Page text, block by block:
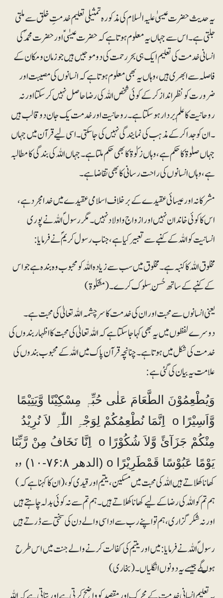
یہ حدیث حضرت عیسیٰ علیہ السلام کی مذکورہ تمثیلی تعلیم خدمتِ خلق سے ملتی
جلتی ہے۔ اس سے جہاں یہ معلوم ہوتا ہے کہ حضرت عیسٰی ؑ اور حضرت محمدؐ کی
انسانی خدمت کی تعلیم ایک ہی بحررحمت کی دو موجیں ہیں جو زمان ومکان کے
فاصلہ سے ابھری ہیں، وہاں یہ بھی معلوم ہوتا ہے کہ انسانوں کی مصیبت اور
ضرورت کو نظر انداز کرکے کوئی شخص اللہ کی رضا حاصل نہیں کرسکتااور نہ
روحانیت کا علَم بردار ہوسکتا ہے۔ روحانیت اور خدمت یک جان دو قالب ہیں
۔ ان کو جدا کرکے مذہب کی نمایندگی نہیں کی جاسکتی ۔ اسی لیے قرآن میں جہاں
جہاں صلوٰۃ کا حکم ہے، وہاں زکوٰۃ کا بھی حکم ملتا ہے ۔ جہاں اللہ کی بندگی کامطالبہ
ہے، وہاں انسانوں کی راحت رسانی کا بھی تقاضا ہے۔
مشرکانہ اور عیسائی عقیدے کے برخلاف اسلامی عقیدے میں خدا مجرد ہے،
اس کا کوئی خاندان نہیں اور ازواج و اولاد نہیں۔ مگر رسولؐ اللہ نے پوری
انسانیت کو اللہ کے کنبے سے تعبیر کیا ہے، جناب رسول کریمؐ نے فرمایا:
مخلوق اللہ کا کنبہ ہے۔ مخلوق میں سب سے زیادہ اللہ کو محبوب وہ بندہ ہے جو اس
کے کنبے کے ساتھ حُسنِ سلوک کرے۔ (مشکوٰۃ)
یعنی انسانوں سے محبت اور ان کی خدمت کا سرچشمہ اللہ تعالیٰ کی محبت ہے۔
دوسرے لفظوں میں یہ بھی کہاجاسکتا ہے کہ اللہ تعالیٰ کی محبت کا اظہار بندوں کی
خدمت کی شکل میں ہوتا ہے۔ چنانچہ قرآن پاک میں اللہ کے محبوب بندوں کی
علامت یہ بیان کی گئی ہے:
وَیُطْعِمُوْنَ الطَّعَامَ عَلٰی حُبِّہٖ مِسْکِیْنًا وَّیَتِیْمًا
وَّاَسِیْرًا o اِِنَّمَا نُطْعِمُکُمْ لِوَجْہِ اللّٰہِ لاَ نُرِیْدُ
مِنْکُمْ جَزَآئً وَّلاَ شُکُوْرًا o اِِنَّا نَخَافُ مِنْ رَّبِّنَا
یَوْمًا عَبُوْسًا قَمْطَرِیْرًا o (الدھر ۷۶:۸-۱۰)
وہ
کھانا کھلاتے ہیں اللہ کی محبت میں مسکین، یتیم اور قیدی کو، (ان کا کہنا ہے کہ)
ہم تم کو اللہ کی رضا کے لیے کھانا کھلاتے ہیں۔ ہم تم سے نہ کوئی بدلہ چاہتے ہیں
اور نہ شکر گزاری ، ہم تو اپنے رب سے اداسی والے دن کی سختی سے ڈرتے ہیں
رسولؐ اللہ نے فرمایا : میں اور یتیم کی کفالت کرنے والے جنت میں اس طرح
ہوںگے جیسے یہ دونوں انگلیاں۔(بخاری)